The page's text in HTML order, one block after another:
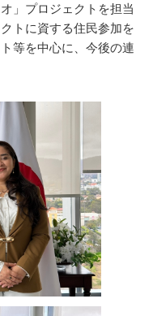
」プロジェクトを担当
トに資する住民参加を
等を中心に、今後の連